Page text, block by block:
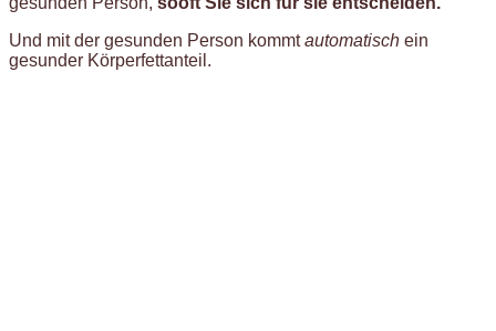
Und mit der gesunden Person kommtautomatisch ein
gesunder Körperfettanteil.